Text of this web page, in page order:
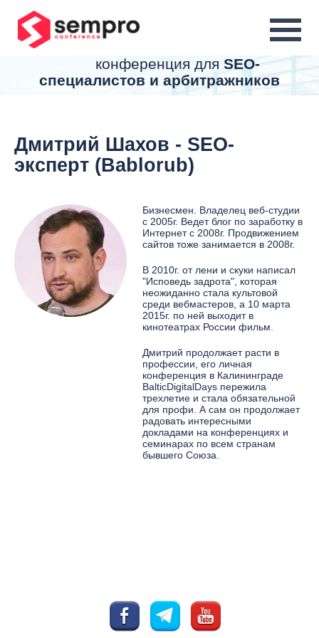
конференция для SEO-
специалистов и арбитражников
Дмитрий Шахов - SEO-
эксперт (Bablorub)
Бизнесмен. Владелец веб-студии
с 2005г. Ведет блог по заработку в
Интернет с 2008г. Продвижением
сайтов тоже занимается в 2008г.
В 2010г. от лени и скуки написал
"Исповедь задрота", которая
неожиданно стала культовой
среди вебмастеров, а 10 марта
2015г. по ней выходит в
кинотеатрах России фильм.
Дмитрий продолжает расти в
профессии, его личная
конференция в Калининграде
BalticDigitalDays пережила
трехлетие и стала обязательной
для профи. А сам он продолжает
радовать интересными
докладами на конференциях и
семинарах по всем странам
бывшего Союза.